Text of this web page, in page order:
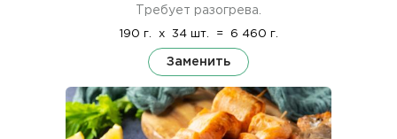
Требует разогрева.
190 г. x 34 шт. = 6 460 г.
Заменить